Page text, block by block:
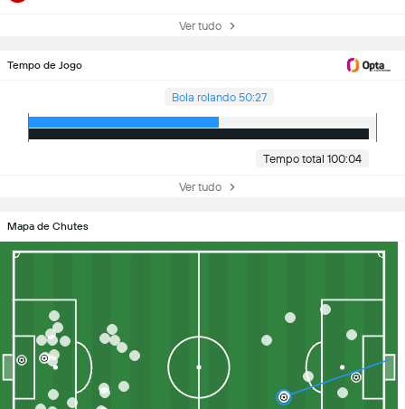
Ver tudo
Tempo de Jogo
Bola rolando 50:27
Tempo total 100:04
Ver tudo
Mapa de Chutes